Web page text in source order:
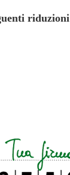
riduzioni